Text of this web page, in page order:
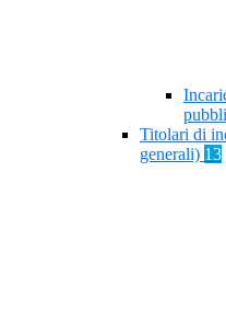
Titolari di
generali) 13